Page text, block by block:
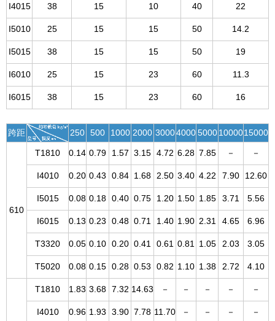
I4015 38 15 10 40 22
I5010 25 15 15 50 14.2
I5015 38 15 15 50 19
I6010 25 15 23 60 11.3
I6015 38 15 23 60 16
跨距 250 500 1000 2000 300040005000 1000015000
610
T1810 0.14 0.79 1.57 3.15 4.72 6.28 7.85 － －
I4010 0.20 0.43 0.84 1.68 2.50 3.40 4.22 7.90 12.60
I5015 0.08 0.18 0.40 0.75 1.20 1.50 1.85 3.71 5.56
I6015 0.13 0.23 0.48 0.71 1.40 1.90 2.31 4.65 6.96
T3320 0.05 0.10 0.20 0.41 0.61 0.81 1.05 2.03 3.05
T5020 0.08 0.15 0.28 0.53 0.82 1.10 1.38 2.72 4.10
T1810 1.83 3.68 7.32 14.63 － － － － －
I4010 0.96 1.93 3.90 7.78 11.70 － － － －